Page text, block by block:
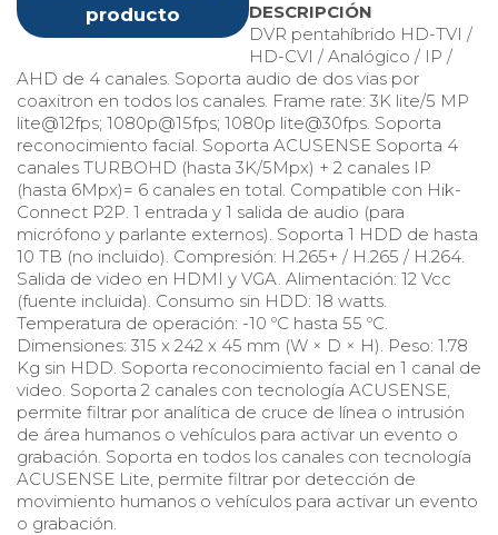
producto
DESCRIPCIÓN
DVR pentahíbrido HD-TVI /
HD-CVI / Analógico / IP /
AHD de 4 canales. Soporta audio de dos vias por
coaxitron en todos los canales. Frame rate: 3K lite/5 MP
lite@12fps; 1080p@15fps; 1080p lite@30fps. Soporta
reconocimiento facial. Soporta ACUSENSE Soporta 4
canales TURBOHD (hasta 3K/5Mpx) + 2 canales IP
(hasta 6Mpx)= 6 canales en total. Compatible con Hik-
Connect P2P. 1 entrada y 1 salida de audio (para
micrófono y parlante externos). Soporta 1 HDD de hasta
10 TB (no incluido). Compresión: H.265+ / H.265 / H.264.
Salida de video en HDMI y VGA. Alimentación: 12 Vcc
(fuente incluida). Consumo sin HDD: 18 watts.
Temperatura de operación: -10 ºC hasta 55 ºC.
Dimensiones: 315 x 242 x 45 mm (W × D × H). Peso: 1.78
Kg sin HDD. Soporta reconocimiento facial en 1 canal de
video. Soporta 2 canales con tecnología ACUSENSE,
permite filtrar por analítica de cruce de línea o intrusión
de área humanos o vehículos para activar un evento o
grabación. Soporta en todos los canales con tecnología
ACUSENSE Lite, permite filtrar por detección de
movimiento humanos o vehículos para activar un evento
o grabación.